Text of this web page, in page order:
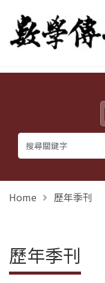
數學傳播
Home 歷年季刊
歷年季刊